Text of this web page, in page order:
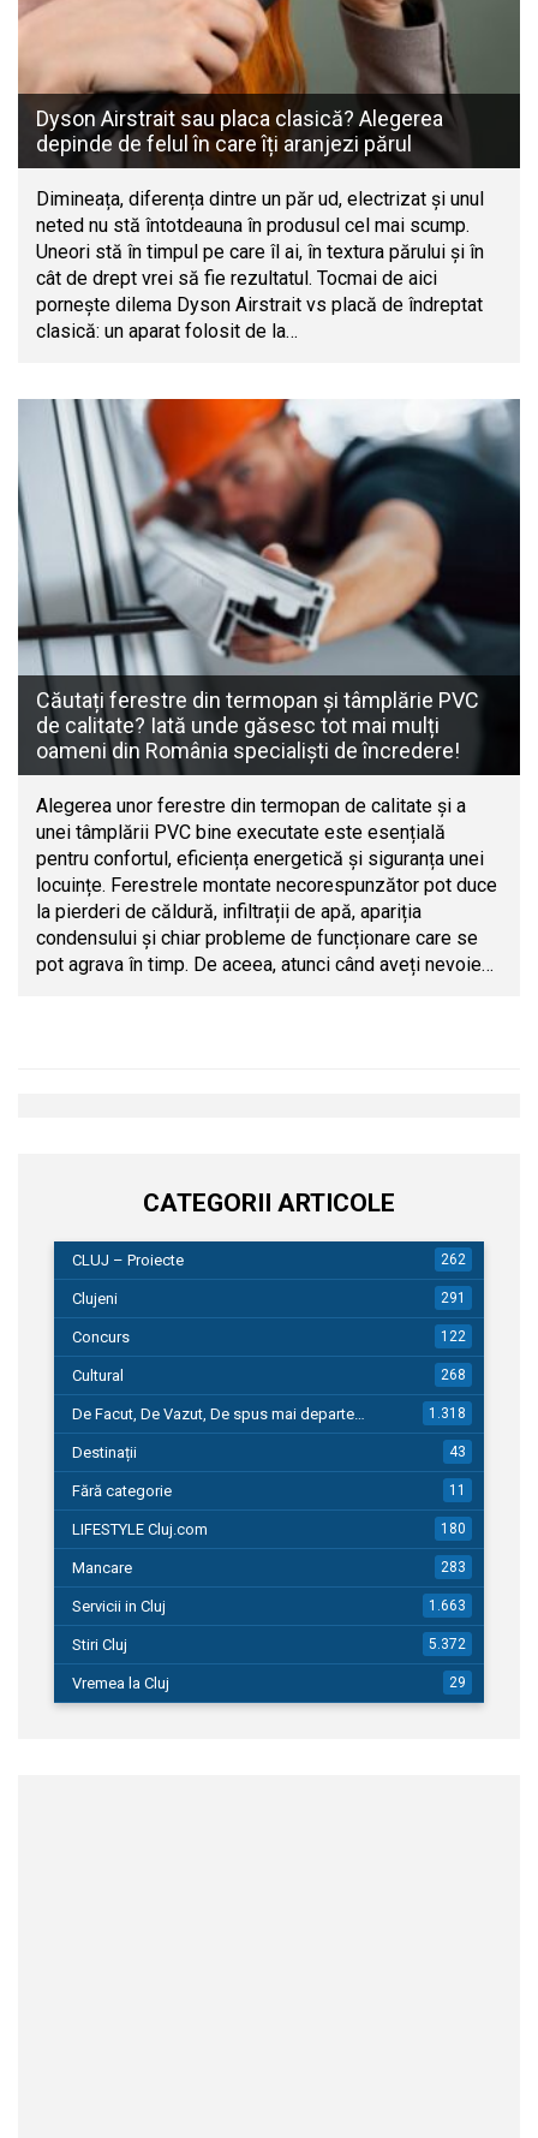
Dyson Airstrait sau placa clasică? Alegerea
depinde de felul în care îți aranjezi părul
Dimineața, diferența dintre un păr ud, electrizat și unul
neted nu stă întotdeauna în produsul cel mai scump.
Uneori stă în timpul pe care îl ai, în textura părului și în
cât de drept vrei să fie rezultatul. Tocmai de aici
pornește dilema Dyson Airstrait vs placă de îndreptat
clasică: un aparat folosit de la…
Căutați ferestre din termopan și tâmplărie PVC
de calitate? Iată unde găsesc tot mai mulți
oameni din România specialiști de încredere!
Alegerea unor ferestre din termopan de calitate și a
unei tâmplării PVC bine executate este esențială
pentru confortul, eficiența energetică și siguranța unei
locuințe. Ferestrele montate necorespunzător pot duce
la pierderi de căldură, infiltrații de apă, apariția
condensului și chiar probleme de funcționare care se
pot agrava în timp. De aceea, atunci când aveți nevoie…
CATEGORII ARTICOLE
CLUJ – Proiecte 262
Clujeni 291
Concurs 122
Cultural 268
De Facut, De Vazut, De spus mai departe… 1.318
Destinații 43
Fără categorie 11
LIFESTYLE Cluj.com 180
Mancare 283
Servicii in Cluj 1.663
Stiri Cluj 5.372
Vremea la Cluj 29